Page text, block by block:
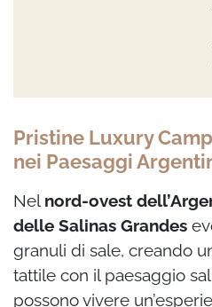
Pristine Luxury
nei Paesaggi
Nel nord-ovest
delle Salinas Grandes
granuli di sale, creando
tattile con il paesaggio
possono vivere